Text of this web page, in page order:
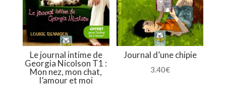
Le journal intime de
Georgia Nicolson T1 :
Mon nez, mon chat,
l’amour et moi
Journal d’une chipie
3.40€